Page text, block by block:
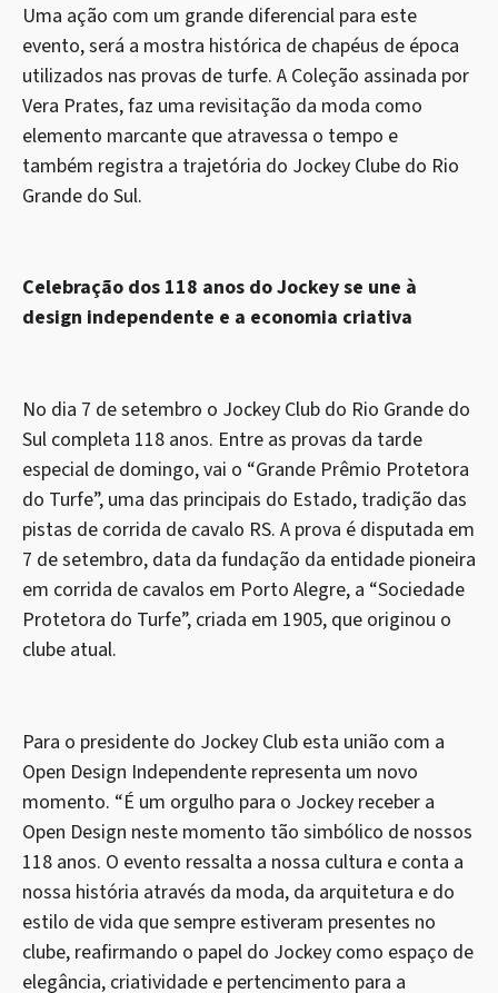
Uma ação com um grande diferencial para este
evento, será a mostra histórica de chapéus de época
utilizados nas provas de turfe. A Coleção assinada por
Vera Prates, faz uma revisitação da moda como
elemento marcante que atravessa o tempo e
também registra a trajetória do Jockey Clube do Rio
Grande do Sul.
Celebração dos 118 anos do Jockey se une à
design independente e a economia criativa
No dia 7 de setembro o Jockey Club do Rio Grande do
Sul completa 118 anos. Entre as provas da tarde
especial de domingo, vai o “Grande Prêmio Protetora
do Turfe”, uma das principais do Estado, tradição das
pistas de corrida de cavalo RS. A prova é disputada em
7 de setembro, data da fundação da entidade pioneira
em corrida de cavalos em Porto Alegre, a “Sociedade
Protetora do Turfe”, criada em 1905, que originou o
clube atual.
Para o presidente do Jockey Club esta união com a
Open Design Independente representa um novo
momento. “É um orgulho para o Jockey receber a
Open Design neste momento tão simbólico de nossos
118 anos. O evento ressalta a nossa cultura e conta a
nossa história através da moda, da arquitetura e do
estilo de vida que sempre estiveram presentes no
clube, reafirmando o papel do Jockey como espaço de
elegância, criatividade e pertencimento para a